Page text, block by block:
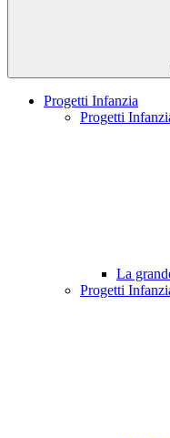
Progetti Infanzia
Progetti
La
Progetti